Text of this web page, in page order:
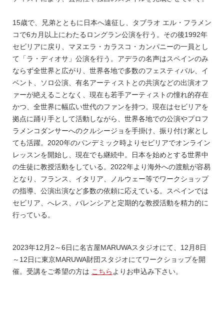
15歳で、兄弟とともに日本へ遠征し、タブラオ エル・フラメン
コで6カ月以上にわたるロングラン公演を行う。その後1992年
セビリアに戻り、マヌエラ・カラスコ・カンパニーの一員とし
て「ラ・ディオサ」公演を行う。アデラの名声はスペインのみ
ならず全世界と広がり、世界各地で多数のフェスティバル、イ
ベント、ソロ公演、有名アーティストとの共演などの出演オフ
ァーが絶えることなく、現在も若手アーティストの憧れ的存在
かつ、全世界に幅広い世代のファンを持つ。現在はセビリアを
拠点に踊り手として活動しながら、世界各地での公演やプロフ
ラメンコダンサーへのクルシージョを手掛け、振り付け家とし
ても活躍。2020年のパンデミック時よりセビリアでオンライン
レッスンを開始し、現在でも継続中。日本を始めとする世界中
の生徒に教授活動をしている。2022年より海外への渡航が容易
となり、フランス、イタリア、ノルウェー等でワークショップ
の指導、公演出演など多数の依頼に応えている。スペインでは
セビリア、へレス、バレンシアと定期的な教授活動を精力的に
行っている。
2023年12月2～6日に名古屋MARUWAスタジオにて、12月8日
～12日に東京MARUWA財団スタジオにてワークショップを開
催。受講をご希望の方は こちら よりお申込み下さい。